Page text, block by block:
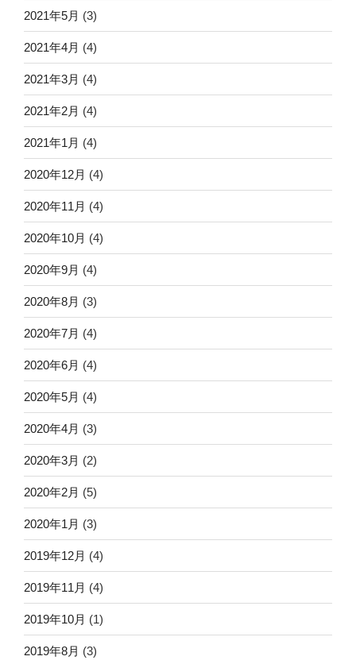
2021年5月 (3)
2021年4月 (4)
2021年3月 (4)
2021年2月 (4)
2021年1月 (4)
2020年12月 (4)
2020年11月 (4)
2020年10月 (4)
2020年9月 (4)
2020年8月 (3)
2020年7月 (4)
2020年6月 (4)
2020年5月 (4)
2020年4月 (3)
2020年3月 (2)
2020年2月 (5)
2020年1月 (3)
2019年12月 (4)
2019年11月 (4)
2019年10月 (1)
2019年8月 (3)